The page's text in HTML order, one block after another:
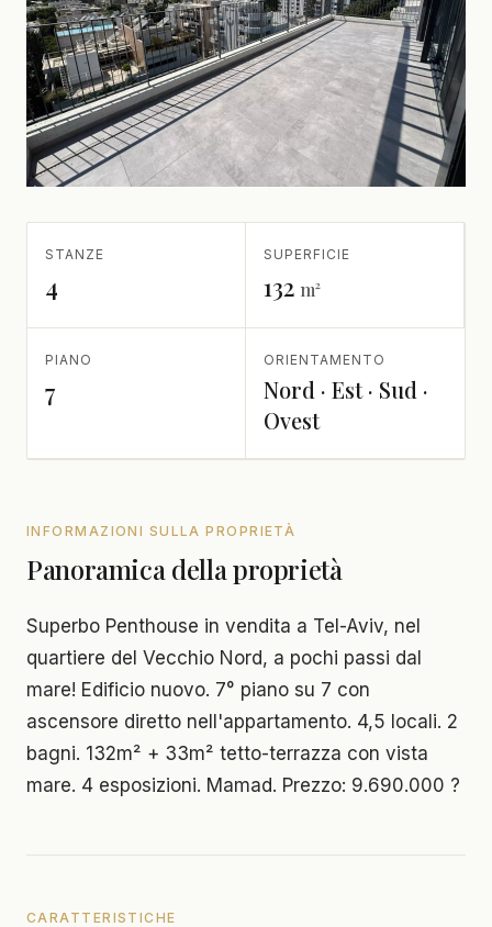
STANZE
4
SUPERFICIE
132 m²
PIANO
7
ORIENTAMENTO
Nord · Est · Sud ·
Ovest
INFORMAZIONI SULLA PROPRIETÀ
Panoramica della proprietà
Superbo Penthouse in vendita a Tel-Aviv, nel
quartiere del Vecchio Nord, a pochi passi dal
mare! Edificio nuovo. 7° piano su 7 con
ascensore diretto nell'appartamento. 4,5 locali. 2
bagni. 132m² + 33m² tetto-terrazza con vista
mare. 4 esposizioni. Mamad. Prezzo: 9.690.000 ?
CARATTERISTICHE